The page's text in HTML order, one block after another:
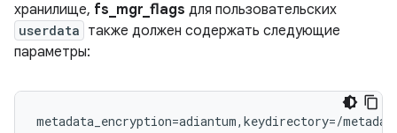
хранилище, fs_mgr_flags для пользовательских
userdata также должен содержать следующие
параметры: